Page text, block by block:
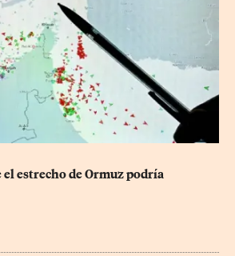
el estrecho de Ormuz podría